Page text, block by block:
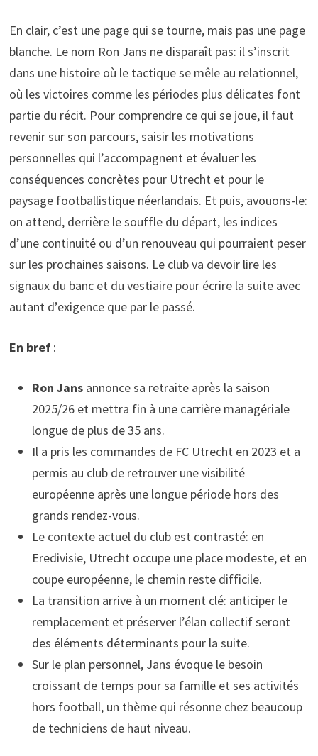
En clair, c’est une page qui se tourne, mais pas une page
blanche. Le nom Ron Jans ne disparaît pas: il s’inscrit
dans une histoire où le tactique se mêle au relationnel,
où les victoires comme les périodes plus délicates font
partie du récit. Pour comprendre ce qui se joue, il faut
revenir sur son parcours, saisir les motivations
personnelles qui l’accompagnent et évaluer les
conséquences concrètes pour Utrecht et pour le
paysage footballistique néerlandais. Et puis, avouons-le:
on attend, derrière le souffle du départ, les indices
d’une continuité ou d’un renouveau qui pourraient peser
sur les prochaines saisons. Le club va devoir lire les
signaux du banc et du vestiaire pour écrire la suite avec
autant d’exigence que par le passé.
En bref:
Ron Jansannonce sa retraite après la saison
2025/26 et mettra fin à une carrière managériale
longue de plus de 35 ans.
Il a pris les commandes de FC Utrecht en 2023 et a
permis au club de retrouver une visibilité
européenne après une longue période hors des
grands rendez-vous.
Le contexte actuel du club est contrasté: en
Eredivisie, Utrecht occupe une place modeste, et en
coupe européenne, le chemin reste difficile.
La transition arrive à un moment clé: anticiper le
remplacement et préserver l’élan collectif seront
des éléments déterminants pour la suite.
Sur le plan personnel, Jans évoque le besoin
croissant de temps pour sa famille et ses activités
hors football, un thème qui résonne chez beaucoup
de techniciens de haut niveau.